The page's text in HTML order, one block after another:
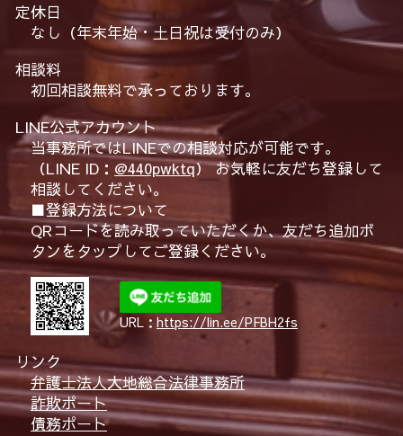
定休日
なし（年末年始・土日祝は受付のみ）
相談料
初回相談無料で承っております。
LINE公式アカウント
当事務所ではLINEでの相談対応が可能です。
（LINE ID： @440pwktq） お気軽に友だち登録して
相談してください。
■登録方法について
QRコードを読み取っていただくか、友だち追加ボ
タンをタップしてご登録ください。
URL： https://lin.ee/PFBH2fs
リンク
弁護士法人大地総合法律事務所
詐欺ポート
債務ポート